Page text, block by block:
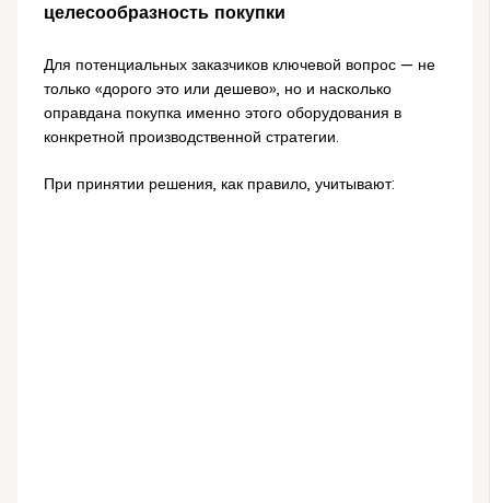
целесообразность покупки
Для потенциальных заказчиков ключевой вопрос — не
только «дорого это или дешево», но и насколько
оправдана покупка именно этого оборудования в
конкретной производственной стратегии.
При принятии решения, как правило, учитывают: